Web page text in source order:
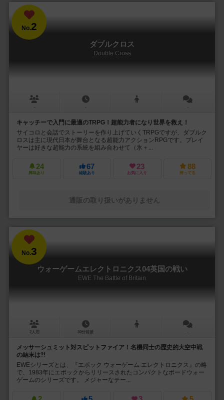
No.2
ダブルクロス
Double Cross
－ － －
キャッチーで入門に最適のTRPG！超能力者になり世界を救え！
サイコロと会話でストーリーを作り上げていくTRPGですが、ダブルク
ロスは主に現代日本が舞台となる超能力アクションRPGです。プレイ
ヤーは好きな超能力の系統を組み合わせて（氷＋...
24
興味あり
67
経験あり
23
お気に入り
88
持ってる
通販の取り扱いがありません
No.3
ウォーゲームエレクトロニクス04英国の戦い
EWE The Battle of Britain
2人用 30分前後 －
メッサーシュミット対スピットファイア！名機同士の歴史的大空中戦
の結末は⁈
EWEシリーズとは、『エポック ウォーゲーム エレクトロニクス』の略
で、1983年にエポックからリリースされたコンパクトなボードウォー
ゲームのシリーズです。 メジャーなテー...